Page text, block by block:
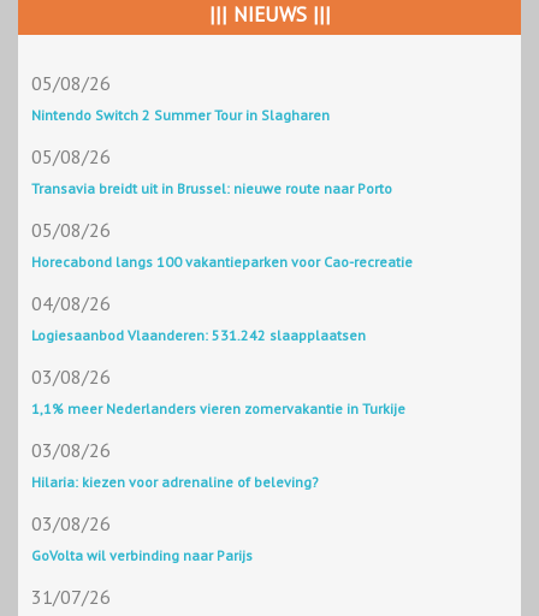
||| NIEUWS |||
05/08/26
Nintendo Switch 2 Summer Tour in Slagharen
05/08/26
Transavia breidt uit in Brussel: nieuwe route naar Porto
05/08/26
Horecabond langs 100 vakantieparken voor Cao-recreatie
04/08/26
Logiesaanbod Vlaanderen: 531.242 slaapplaatsen
03/08/26
1,1% meer Nederlanders vieren zomervakantie in Turkije
03/08/26
Hilaria: kiezen voor adrenaline of beleving?
03/08/26
GoVolta wil verbinding naar Parijs
31/07/26